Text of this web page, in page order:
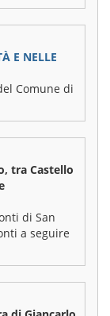
E NELLE
Comune di
tra Castello
di San
a seguire